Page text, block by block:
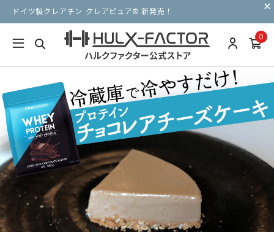
ドイツ製クレアチン クレアピュア® 新発売！
0